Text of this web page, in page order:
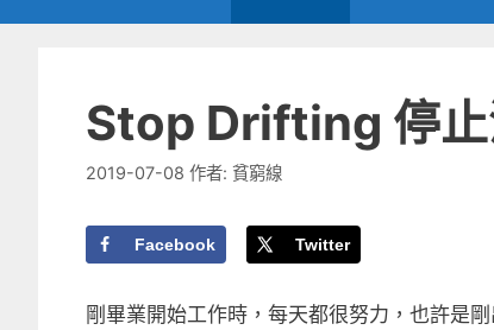
Stop Drifting 停止
2019-07-08 作者: 貧窮線
Facebook Twitter
剛畢業開始工作時，每天都很努力，也許是